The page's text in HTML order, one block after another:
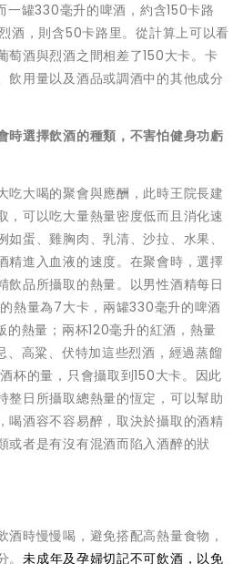
罐330毫升的啤酒，約含150卡路
酒，則含50卡路里。從計算上可以看
萄酒與烈酒之間相差了150大卡。卡
飲用量以及酒品或調酒中的其他成分
時選擇飲酒的種類，不害怕健身功虧
吃大喝的聚會與應酬，此時王院長建
，可以吃大量熱量密度低而且消化速
蛋、雞胸肉、乳清、沙拉、水果、
精進入血液的速度。在聚會時，選擇
飲品所攝取的熱量。以男性酒精每日
熱量為7大卡，兩罐330毫升的啤酒
熱量；兩杯120毫升的紅酒，熱量
高粱、伏特加這些烈酒，經過蒸餾
杯的量，只會攝取到150大卡。因此
整日所攝取總熱量的恆定，可以幫助
喝酒容不容易醉，取決於攝取的酒精
或者是有沒有混酒而陷入酒醉的狀
酒時慢慢喝，避免搭配高熱量食物，
。未成年及孕婦切記不可飲酒，以免